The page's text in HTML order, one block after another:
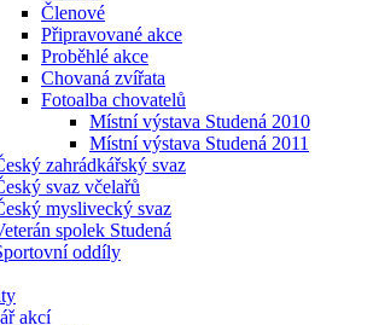
Členové
Připravované akce
Proběhlé akce
Chovaná zvířata
Fotoalba chovatelů
Místní výstava Studená 2010
Místní výstava Studená 2011
zahrádkářský svaz
svaz včelařů
myslivecký svaz
spolek Studená
oddíly
akcí